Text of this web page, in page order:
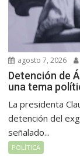
agosto 7, 2026
Detención de
una tema
La presidenta
detención del
señalado...
POLÍTICA